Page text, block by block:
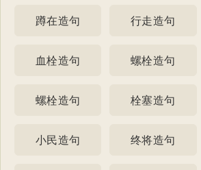
蹲在造句 行走造句
血栓造句 螺栓造句
螺栓造句 栓塞造句
小民造句 终将造句